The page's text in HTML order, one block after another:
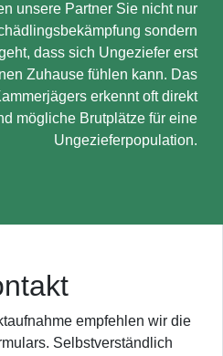
unsere Partner Sie nicht nur
sondern
dass sich Ungeziefer erst
Zuhause fühlen kann. Das
erkennt oft direkt
mögliche Brutplätze für eine
Ungezieferpopulation.
empfehlen wir die
Selbstverständlich